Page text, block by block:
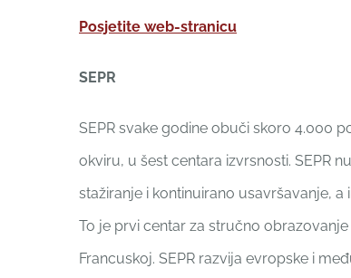
Posjetite web-stranicu
SEPR
SEPR svake godine obuči skoro 4.000
okviru, u šest centara izvrsnosti. SEPR
stažiranje i kontinuirano usavršavanje,
To je prvi centar za stručno
Francuskoj. SEPR razvija evropske i